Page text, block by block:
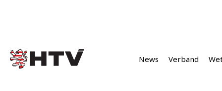
News Verband